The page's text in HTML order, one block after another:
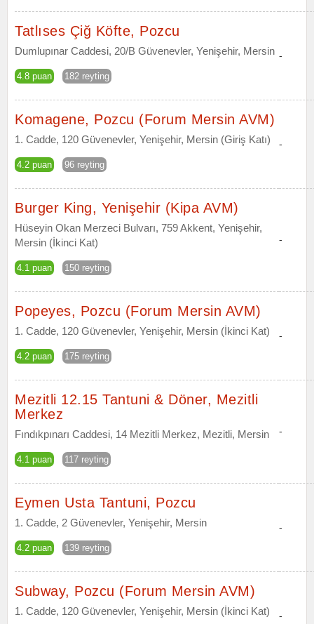
Tatlıses Çiğ Köfte, Pozcu
Dumlupınar Caddesi, 20/B Güvenevler, Yenişehir, Mersin
4.8 puan 182 reyting
-
Komagene, Pozcu (Forum Mersin AVM)
1. Cadde, 120 Güvenevler, Yenişehir, Mersin (Giriş Katı)
4.2 puan 96 reyting
-
Burger King, Yenişehir (Kipa AVM)
Hüseyin Okan Merzeci Bulvarı, 759 Akkent, Yenişehir,
Mersin (İkinci Kat)
4.1 puan 150 reyting
-
Popeyes, Pozcu (Forum Mersin AVM)
1. Cadde, 120 Güvenevler, Yenişehir, Mersin (İkinci Kat)
4.2 puan 175 reyting
-
Mezitli 12.15 Tantuni & Döner, Mezitli
Merkez
Fındıkpınarı Caddesi, 14 Mezitli Merkez, Mezitli, Mersin
4.1 puan 117 reyting
-
Eymen Usta Tantuni, Pozcu
1. Cadde, 2 Güvenevler, Yenişehir, Mersin
4.2 puan 139 reyting
-
Subway, Pozcu (Forum Mersin AVM)
1. Cadde, 120 Güvenevler, Yenişehir, Mersin (İkinci Kat) -